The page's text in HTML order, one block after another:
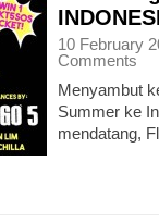
10 February
Comments
Menyambut
Summer ke
mendatang,